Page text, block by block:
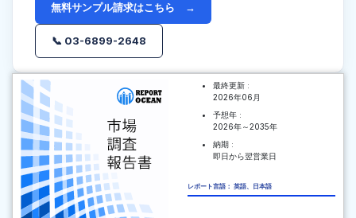
無料サンプル請求はこちら →
📞 03-6899-2648
最終更新 :
2026年06月
予想年 :
2026年～2035年
納期 :
即日から翌営業日
レポート言語： 英語、日本語